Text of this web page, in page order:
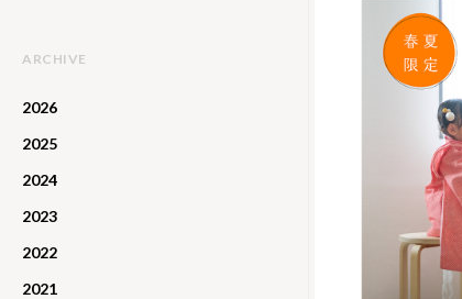
ARCHIVE
2026
2025
2024
2023
2022
2021